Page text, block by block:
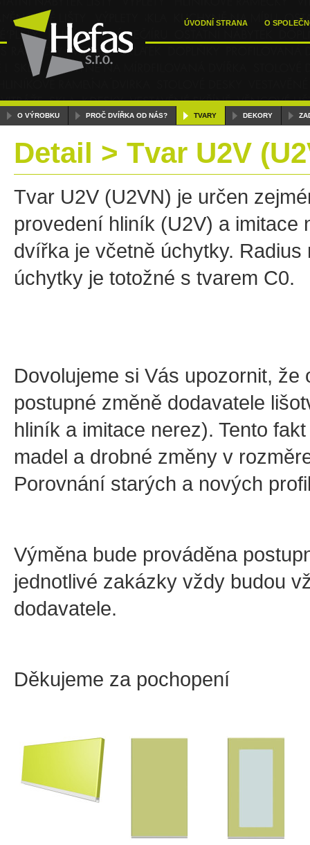
ÚVODNÍ STRANA O
O VÝROBKU PROČ DVÍŘKA OD NÁS? TVARY DEKORY
Detail > Tvar U2V
Tvar U2V (U2VN) je určen
provedení hliník (U2V) a imitace
dvířka je včetně úchytky.
úchytky je totožné s tvarem C0.
Dovolujeme si Vás upozornit,
postupné změně dodavatele
hliník a imitace nerez). Tento
madel a drobné změny v
Porovnání starých a nových
Výměna bude prováděna
jednotlivé zakázky vždy budou
dodavatele.
Děkujeme za pochopení